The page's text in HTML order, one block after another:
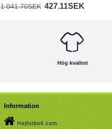
1 041.70SEK 427.11SEK
Hög kvalitet
Information
Hejfotboll.com